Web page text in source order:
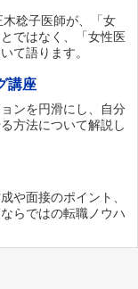
木稔子医師が、「女
ではなく、「女性医
て語ります。
講座
ンを円滑にし、自分
方法について解説し
や面接のポイント、
らではの転職ノウハ